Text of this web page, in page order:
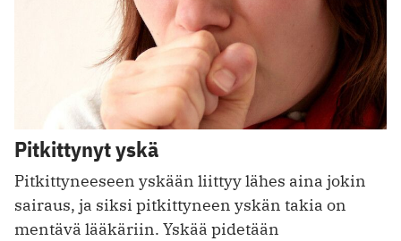
Pitkittynyt yskä
Pitkittyneeseen yskään liittyy lähes aina jokin
sairaus, ja siksi pitkittyneen yskän takia on
mentävä lääkäriin. Yskää pidetään